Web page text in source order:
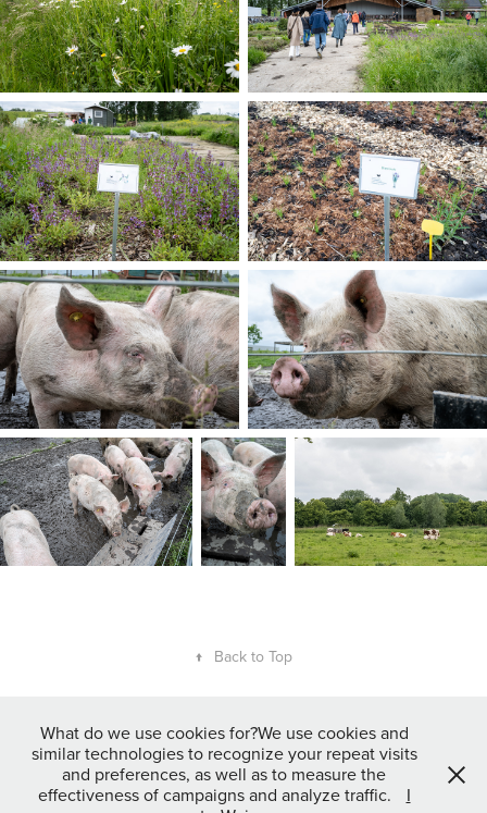
↑ Back to Top
Gepubliceerde foto's mogen vrij gebruikt worden op Social Media door
betrokkenen (personen en organisaties) mits er een duidelijke
naamsvermelding van de fotograaf bij geplaatst wordt. Voor gebruik
op andere (gedrukte) media is schriftelijke toestemming van de
What do we use cookies for?We use cookies and
similar technologies to recognize your repeat visits
and preferences, as well as to measure the
effectiveness of campaigns and analyze traffic.
I